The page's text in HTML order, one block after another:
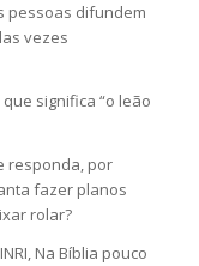
pessoas difundem
vezes
que significa “o leão
responda, por
fazer planos
rolar?
Na Bíblia pouco